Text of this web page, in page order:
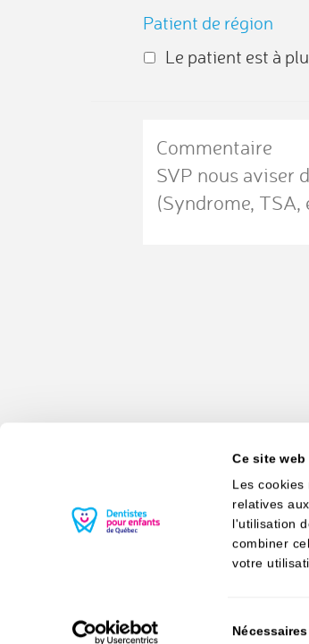
Ce site
Les
relatives
l'utilisation
combiner
votre
Nécessaires
Patient de région
Le patient est à
Dentistes
pour
725, boul. Lebourgneuf,bureau 535